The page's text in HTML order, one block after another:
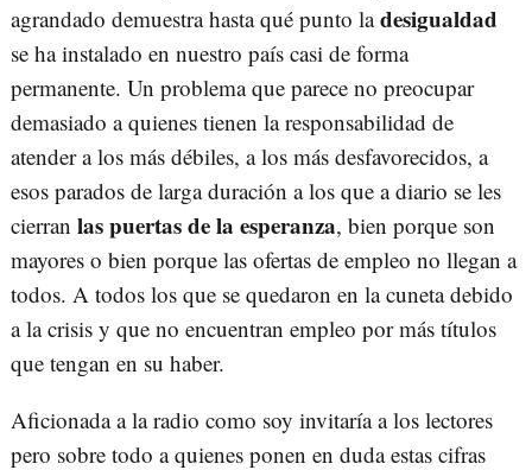
agrandado demuestra hasta qué punto ladesigualdad
se ha instalado en nuestro país casi de forma
permanente. Un problema que parece no preocupar
demasiado a quienes tienen la responsabilidad de
atender a los más débiles, a los más desfavorecidos, a
esos parados de larga duración a los que a diario se les
cierran las puertas de la esperanza, bien porque son
mayores o bien porque las ofertas de empleo no llegan a
todos. A todos los que se quedaron en la cuneta debido
a la crisis y que no encuentran empleo por más títulos
que tengan en su haber.
Aficionada a la radio como soy invitaría a los lectores
pero sobre todo a quienes ponen en duda estas cifras